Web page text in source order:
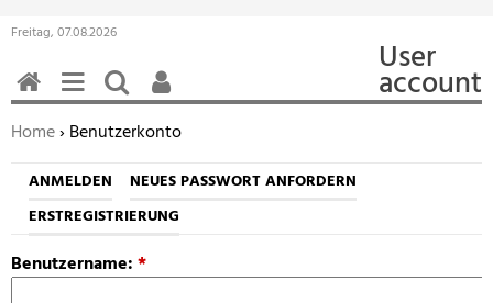
Freitag, 07.08.2026
User
account
Sie befinden sich hier:
Home› Benutzerkonto
ANMELDEN
NEUES PASSWORT ANFORDERN
ERSTREGISTRIERUNG
Benutzername:*
HOMEMENÜSUCHEN
BENUTZERFUNKTIONEN